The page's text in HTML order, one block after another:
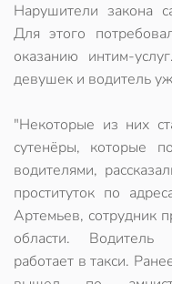
Нарушители закона
Для этого
оказанию интим-
девушек и водитель
"Некоторые из них
сутенёры, которые
водителями,
проституток по
Артемьев, сотрудник
области. Водитель
работает в такси.